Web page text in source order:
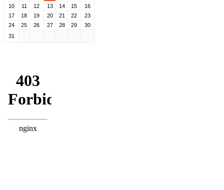
10
11 12 13 14 15
16
17
18 19 20 21 22
23
24
25 26 27 28 29
30
31